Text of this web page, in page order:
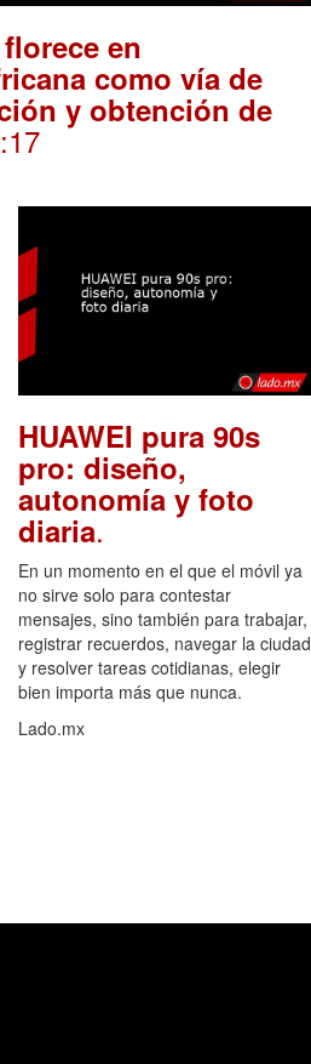
en
como vía de
y obtención de
HUAWEI pura 90s
pro: diseño,
autonomía y foto
diaria.
En un momento en el que el móvil ya
no sirve solo para contestar
mensajes, sino también para trabajar,
registrar recuerdos, navegar la ciudad
y resolver tareas cotidianas, elegir
bien importa más que nunca.
Lado.mx